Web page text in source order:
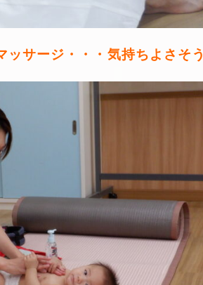
ッサージ・・・気持ちよさそう